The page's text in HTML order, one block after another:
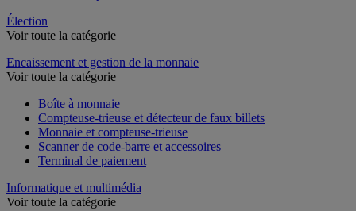
Élection
Encaissement et gestion de la monnaie
Boîte à monnaie
Compteuse-trieuse et détecteur de faux billets
Monnaie et compteuse-trieuse
Scanner de code-barre et accessoires
Informatique et multimédia